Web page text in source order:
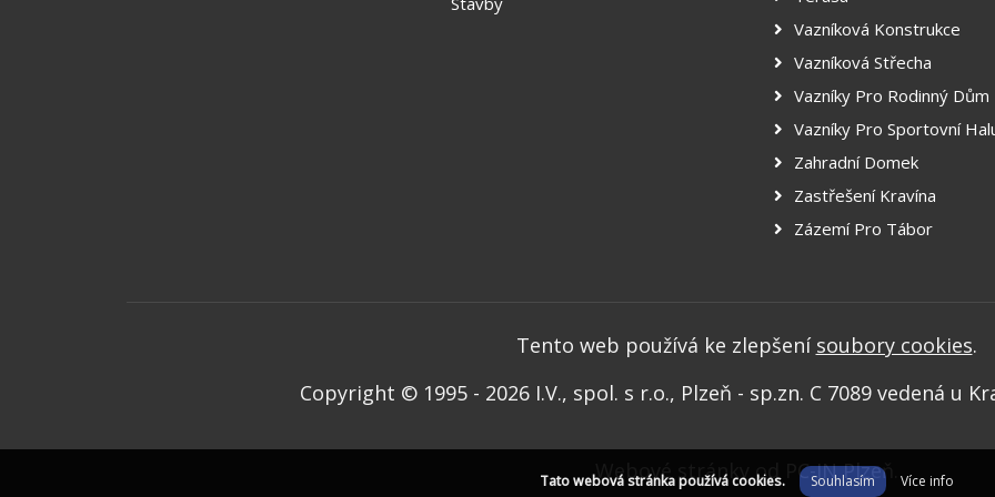
Vazníková Konstrukce
Vazníková Střecha
Vazníky Pro Rodinný Dům
Vazníky Pro Sportovní
Zahradní Domek
Zastřešení Kravína
Zázemí Pro Tábor
Tento web používá ke zlepšení soubory cookies.
Copyright © 1995 - 2026 I.V., spol. s r.o., Plzeň - sp.zn. C 7089 vedená u
Webové stránky od PC-IN Plzeň
Tato webová stránka používá cookies. Souhlasím Více info